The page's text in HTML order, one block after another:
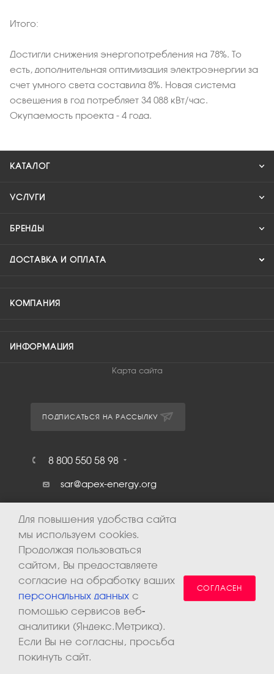
Итого:
Достигли снижения энергопотребления на 78%. То
есть, дополнительная оптимизация электроэнергии за
счет умного света составила 8%. Новая система
освещения в год потребляет 34 088 кВт/час.
Окупаемость проекта - 4 года.
КАТАЛОГ
УСЛУГИ
БРЕНДЫ
ДОСТАВКА И ОПЛАТА
КОМПАНИЯ
ИНФОРМАЦИЯ
Карта сайта
ПОДПИСАТЬСЯ НА РАССЫЛКУ
8 800 550 58 98
sar@apex-energy.org
215
Режим работы: Пн. – Пт.: с 9:00 до 18:00
ИНН 7602119077
КПП 760201001
Для повышения удобства сайта
мы используем cookies.
Продолжая пользоваться
сайтом, Вы предоставляете
согласие на обработку ваших
персональных данных с
помощью сервисов веб-
аналитики (Яндекс.Метрика).
Если Вы не согласны, просьба
покинуть сайт.
СОГЛАСЕН